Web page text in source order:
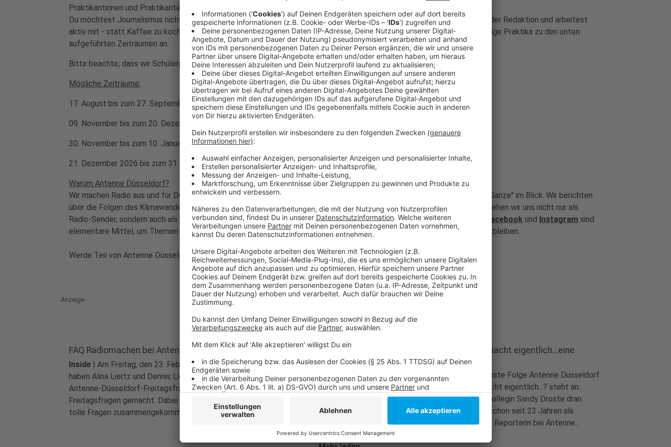
Praktikantinnen und Praktikanten:
Du möchtest Journalismus nicht nur beobachten, sondern direkt selbst ausprobieren? Bei uns bist du von Anfang an Teil der Redaktion und arbeitest
aktiv mit - statt Kaffee zu kochen oder Kopierarbeiten zu erledigen. Wir bieten ausschließlich unentgeltliche, sechswöchige Praktika zu den unten
aufgeführten Zeiträumen an.
Bitte beachte, dass wir Schülerpraktika nicht anbieten!
Mögliche Zeiträume:
17. August bis zum 27. September 2026
09. November bis zum 20. Dezember 2026
30. November bis zum 10. Januar 2027
21. Dezember 2026 bis zum 31. Januar 2027
Warum Antenne Düsseldorf?
Wir machen Radio aus und für Düsseldorf. Unser Schwerpunkt liegt auf lokalen Themen, doch wir haben auch das "Große Ganze" im Blick. Wir berichten
über die Folgen des Klimawandels und bieten in Zeiten von Fake-News und aufkeimendem Hass Orientierung. Dabei verstehen wir uns nicht nur als
Radio-Sender, sondern auch als Medien-Marke.Unsere Homepage, unserWhatsApp-Kanalsowie unsere Auftritte bei Facebook und Instagram sind
elementare Mittel, um Themen zu verbreiten und um damit auch mit Hörerinnen und Hörern in Kontakt zu kommen und zu bleiben.
Werde Teil von Antenne Düsseldorf – wir freuen uns auf dich!
Anzeige
FAQ Radiomachen bei Antenne Düsseldorf
Inside | Am Freitag, den 23. Februar 2024
haben Alina Liertz und Dennis Lieske unsere
Antenne-Düsseldorf-Freitagsfrage zu euren
Freitagsfragen gemacht. Dabei sind so viele
tolle Fragen zusammengekommen, dass wir die
Inside - Was macht eigentlich...ein Chef
vom Dienst?
Inside| Da ist sie - eine neue Folge Antenne
Düsseldorf Inside - Was macht eigentlich...?.
Der Kollege Joachim Bonn alias JoBo stellt
sich und seine Arbeit vor, er arbeitet vor allem
als Chef vom Dienst (CvD/Planer). JoBo plant
schon seit über 20 Jahren bei Antenne
Inside - Was macht eigentlich...eine
Reporterin?
Inside
Die nächste Folge Antenne Düsseldorf
Inside - Was macht eigentlich...? steht an.
Dieses Mal ist Kollegin Sandy Droste dran.
Sandy arbeitet schon seit 23 Jahren als
Moderatorin und Reporterin bei Antenne